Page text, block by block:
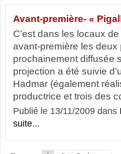
Avant-première- «
C'est dans les locaux
avant-première les
prochainement diffusée
projection a été suivie
Hadmar (également
productrice et trois des
Publié le 13/11/2009 dans
suite...